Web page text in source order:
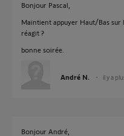
Bonjour Pascal,
Maintient appuyer Haut/Bas sur
réagit ?
bonne soirée.
André N. il y a
Bonjour André,